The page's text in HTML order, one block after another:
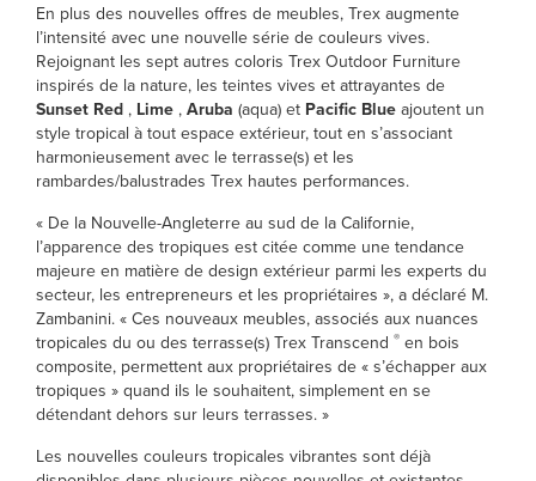
En plus des nouvelles offres de meubles, Trex augmente
l’intensité avec une nouvelle série de couleurs vives.
Rejoignant les sept autres coloris Trex Outdoor Furniture
inspirés de la nature, les teintes vives et attrayantes de
Sunset Red , Lime ,Aruba (aqua) et Pacific Blueajoutent un
style tropical à tout espace extérieur, tout en s’associant
harmonieusement avec le terrasse(s) et les
rambardes/balustrades Trex hautes performances.
« De la Nouvelle-Angleterre au sud de la Californie,
l’apparence des tropiques est citée comme une tendance
majeure en matière de design extérieur parmi les experts du
secteur, les entrepreneurs et les propriétaires », a déclaré M.
Zambanini. « Ces nouveaux meubles, associés aux nuances
tropicales du ou des terrasse(s) Trex Transcend ® en bois
composite, permettent aux propriétaires de « s’échapper aux
tropiques » quand ils le souhaitent, simplement en se
détendant dehors sur leurs terrasses. »
Les nouvelles couleurs tropicales vibrantes sont déjà